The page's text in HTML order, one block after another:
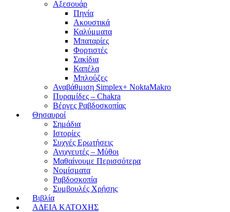
Αξεσουάρ
Πηνία
Ακουστικά
Καλύμματα
Μπαταρίες
Φορτιστές
Σακίδια
Καπέλα
Μπλούζες
Αναβάθμιση Simplex+ NoktaMakro
Πυραμίδες – Chakra
Βέργες Ραβδοσκοπίας
Θησαυροί
Σημάδια
Ιστορίες
Συχνές Ερωτήσεις
Ανιχνευτές – Μύθοι
Μαθαίνουμε Περισσότερα
Νομίσματα
Ραβδοσκοπία
Συμβουλές Χρήσης
Βιβλία
ΑΔΕΙΑ ΚΑΤΟΧΗΣ